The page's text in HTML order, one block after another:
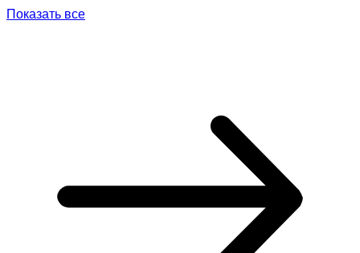
Показать все